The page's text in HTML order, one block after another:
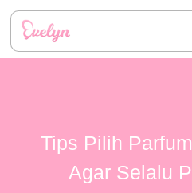
Tips Pilih
Agar Selalu